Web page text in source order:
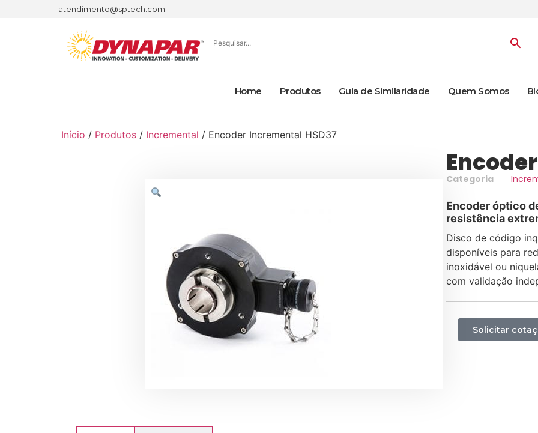
atendimento@sptech.com
Home Produtos Guia de Similaridade Quem Somos
Início / Produtos / Incremental / Encoder Incremental HSD37
Categoria
Encoder óptico
resistência
Disco de código
disponíveis para
inoxidável ou
com validação
Solicitar